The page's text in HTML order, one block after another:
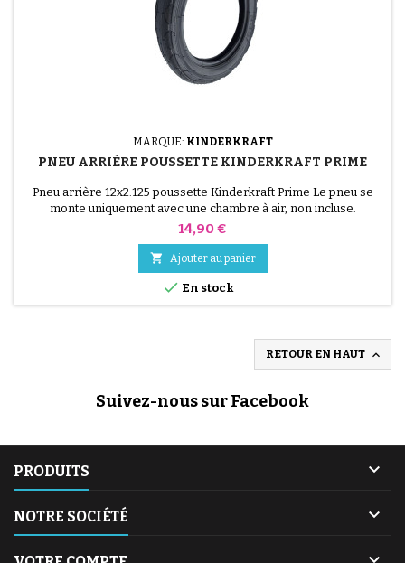
MARQUE: KINDERKRAFT
PNEU ARRIÈRE POUSSETTE KINDERKRAFT PRIME
Pneu arrière 12x2.125 poussette Kinderkraft Prime Le pneu se
monte uniquement avec une chambre à air, non incluse.
Prix
14,90 €
 Ajouter au panier
 En stock
RETOUR EN HAUT 
Suivez-nous sur Facebook
PRODUITS 
NOTRE SOCIÉTÉ 